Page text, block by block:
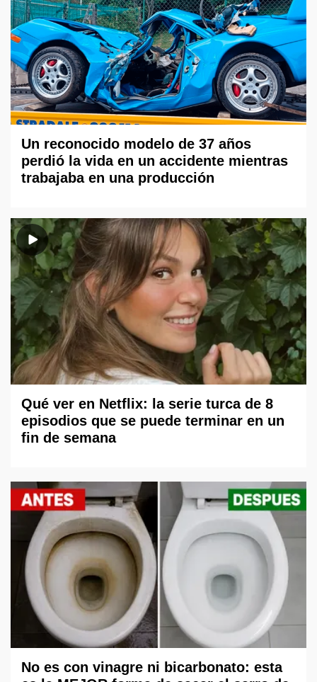
Un reconocido modelo de 37 años
perdió la vida en un accidente mientras
trabajaba en una producción
Qué ver en Netflix: la serie turca de 8
episodios que se puede terminar en un
fin de semana
No es con vinagre ni bicarbonato: esta